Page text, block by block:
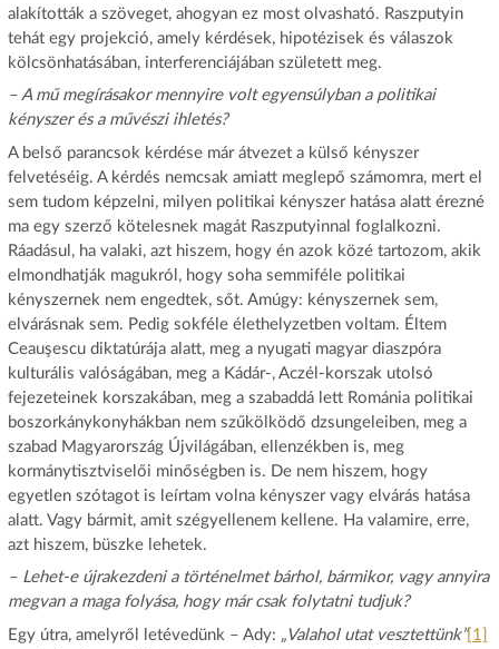
alakították a szöveget, ahogyan ez most olvasható. Raszputyin
tehát egy projekció, amely kérdések, hipotézisek és válaszok
kölcsönhatásában, interferenciájában született meg.
– A mű megírásakor mennyire volt egyensúlyban a politikai
kényszer és a művészi ihletés?
A belső parancsok kérdése már átvezet a külső kényszer
felvetéséig. A kérdés nemcsak amiatt meglepő számomra, mert el
sem tudom képzelni, milyen politikai kényszer hatása alatt érezné
ma egy szerző kötelesnek magát Raszputyinnal foglalkozni.
Ráadásul, ha valaki, azt hiszem, hogy én azok közé tartozom, akik
elmondhatják magukról, hogy soha semmiféle politikai
kényszernek nem engedtek, sőt. Amúgy: kényszernek sem,
elvárásnak sem. Pedig sokféle élethelyzetben voltam. Éltem
Ceauşescu diktatúrája alatt, meg a nyugati magyar diaszpóra
kulturális valóságában, meg a Kádár-, Aczél-korszak utolsó
fejezeteinek korszakában, meg a szabaddá lett Románia politikai
boszorkánykonyhákban nem szűkölködő dzsungeleiben, meg a
szabad Magyarország Újvilágában, ellenzékben is, meg
kormánytisztviselői minőségben is. De nem hiszem, hogy
egyetlen szótagot is leírtam volna kényszer vagy elvárás hatása
alatt. Vagy bármit, amit szégyellenem kellene. Ha valamire, erre,
azt hiszem, büszke lehetek.
– Lehet-e újrakezdeni a történelmet bárhol, bármikor, vagy annyira
megvan a maga folyása, hogy már csak folytatni tudjuk?
Egy útra, amelyről letévedünk – Ady: „Valahol utat vesztettünk”[1]